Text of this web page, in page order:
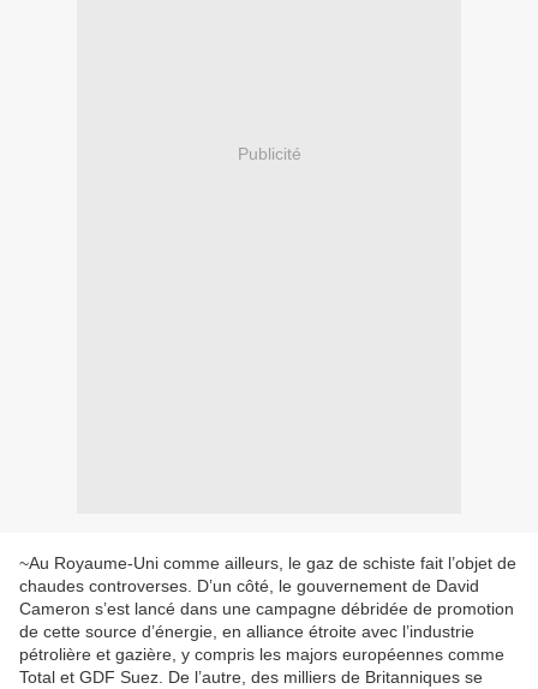
Publicité
~Au Royaume-Uni comme ailleurs, le gaz de schiste fait l’objet de
chaudes controverses. D’un côté, le gouvernement de David
Cameron s’est lancé dans une campagne débridée de promotion
de cette source d’énergie, en alliance étroite avec l’industrie
pétrolière et gazière, y compris les majors européennes comme
Total et GDF Suez. De l’autre, des milliers de Britanniques se